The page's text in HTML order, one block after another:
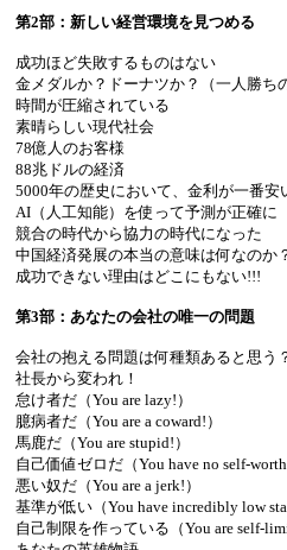
第2部：新しい経営環境を見つめる
成功ほど失敗するものはない
金メダルか？ドーナツか？（一人勝ち
時間が圧縮されている
素晴らしい現代社会
78億人のお客様
88兆ドルの経済
5000年の歴史において、金利が一番安
AI（人工知能）を使って予測が正確に
競合の時代から協力の時代になった
中国経済発展の本当の意味は何なのか
成功できない理由はどこにもない!!!
第3部：あなたの会社の唯一の問題
会社の抱える問題は何種類あると思う
社長から変われ！
怠け者だ（You are lazy!）
臆病者だ（You are a coward!）
馬鹿だ（You are stupid!）
自己価値ゼロだ（You have no self-worth!
悪い奴だ（You are a jerk!）
基準が低い（You have incredibly low
自己制限を作っている（You are self-